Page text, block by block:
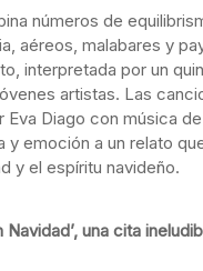
números de
aéreos, malabares y
interpretada por un
artistas. Las
Diago con música
y emoción a un relato
y el espíritu navideño.
Navidad’, una cita